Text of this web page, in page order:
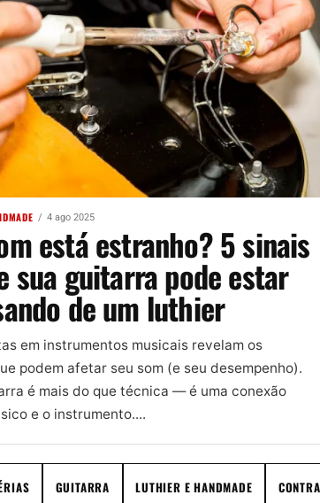
4 ago 2025
está estranho? 5 sinais
sua guitarra pode estar
de um luthier
em instrumentos musicais revelam os
podem afetar seu som (e seu desempenho).
é mais do que técnica — é uma conexão
e o instrumento....
GUITARRA LUTHIER E HANDMADE